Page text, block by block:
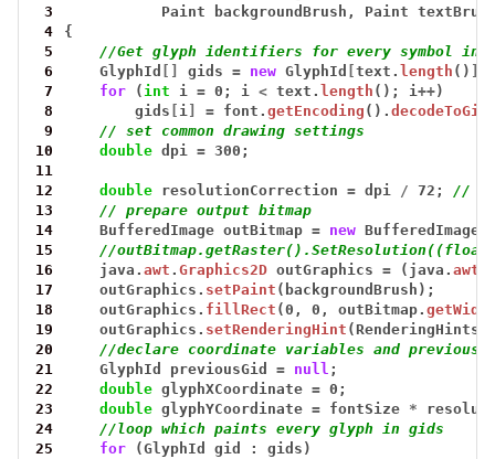
3
Paint backgroundBrush, Paint
4
{
5
//Get glyph identifiers for every symbol in
6
GlyphId gids = new GlyphId [text. length ()
7
for (int i = 0; i < text. length (); i++)
8
gids i = font.getEncoding ().decodeToGid
9
// set common drawing settings
10
double dpi = 300;
11
12
double resolutionCorrection = dpi / 72;
//
13
// prepare output bitmap
14
BufferedImage outBitmap = new
15
//
16
java.awt .Graphics2D outGraphics = (java.awt
17
outGraphics. setPaint (backgroundBrush);
18
outGraphics. fillRect (0, 0, outBitmap.
19
outGraphics. setRenderingHint (RenderingHints.
20
//declare coordinate variables and previous
21
GlyphId previousGid = null ;
22
double glyphXCoordinate = 0;
23
double glyphYCoordinate = fontSize *
24
//loop which paints every glyph in gids
25
for (GlyphId gid :
gids)